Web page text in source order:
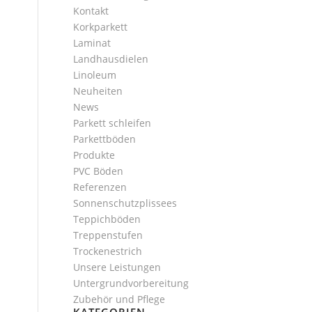
Kontakt
Korkparkett
Laminat
Landhausdielen
Linoleum
Neuheiten
News
Parkett schleifen
Parkettböden
Produkte
PVC Böden
Referenzen
Sonnenschutzplissees
Teppichböden
Treppenstufen
Trockenestrich
Unsere Leistungen
Untergrundvorbereitung
Zubehör und Pflege